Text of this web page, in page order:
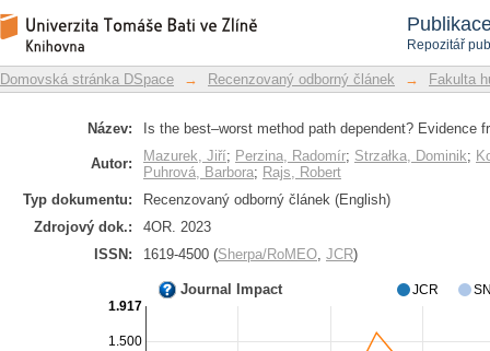
Repozitář
Is the best–worst method path
Repozitář DSpace/Manakin
Domovská stránka DSpace → Recenzovaný odborný článek → Fakulta
Název: Is the best–worst method path dependent? Evidence
Autor: Mazurek, Jiří; Perzina, Radomír; Strzałka, Dominik;
Puhrová, Barbora; Rajs, Robert
Typ dokumentu:
Recenzovaný odborný článek (English)
Zdrojový dok.:
4OR. 2023
ISSN:
1619-4500 (Sherpa/RoMEO, JCR)
Journal Impact
1.500
1.917
JCR